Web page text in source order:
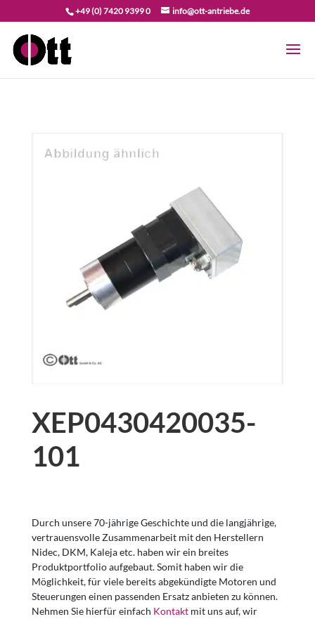
+49 (0) 7420 9399 0 info@ott-antriebe.de
XEP0430420035-
101
Durch unsere 70-jährige Geschichte und die langjährige,
vertrauensvolle Zusammenarbeit mit den Herstellern
Nidec, DKM, Kaleja etc. haben wir ein breites
Produktportfolio aufgebaut. Somit haben wir die
Möglichkeit, für viele bereits abgekündigte Motoren und
Steuerungen einen passenden Ersatz anbieten zu können.
Nehmen Sie hierfür einfach Kontaktmit uns auf, wir